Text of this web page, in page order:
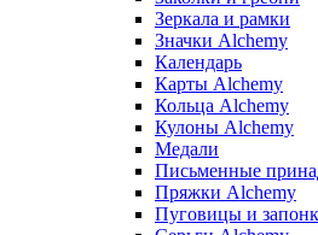
Зеркала и рамки
Значки Alchemy
Календарь
Карты Alchemy
Кольца Alchemy
Кулоны Alchemy
Медали
Письменные
Пряжки Alchemy
Пуговицы и